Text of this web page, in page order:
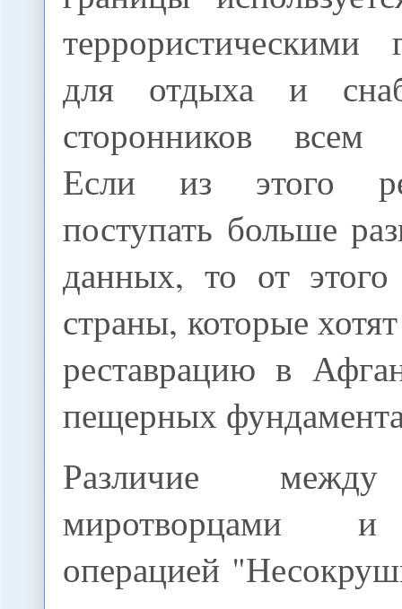
террористическими
для отдыха и
сторонников всем
Если из этого
поступать больше
данных, то от
страны, которые
реставрацию в
пещерных
Различие
миротворцами
операцией